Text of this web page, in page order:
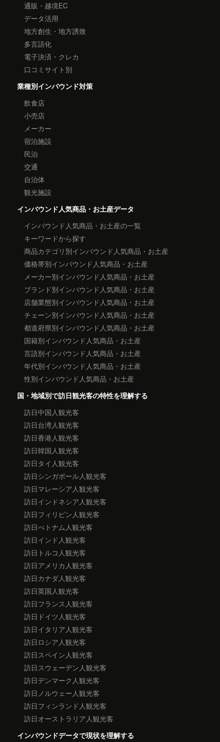
通販・越境EC
データ活用
地方創生・地方誘致
多言語化
電子決済・クレカ
口コミサイト別
業種別インバウンド対策
飲食店
小売店
メーカー
宿泊施設
民泊
交通
自治体
観光施設
インバウンド人気商品・お土産データ
インバウンド人気商品・お土産の一覧
キーワードから探す
商品カテゴリ別インバウンド人気商品・お土産
価格帯別インバウンド人気商品・お土産
メーカー別インバウンド人気商品・お土産
ブランド別インバウンド人気商品・お土産
店舗業態別インバウンド人気商品・お土産
チェーン別インバウンド人気商品・お土産
都道府県別インバウンド人気商品・お土産
国籍別インバウンド人気商品・お土産
言語別インバウンド人気商品・お土産
年代別インバウンド人気商品・お土産
性別インバウンド人気商品・お土産
国・地域別で訪日観光客の特性を理解する
訪日中国人観光客
訪日台湾人観光客
訪日香港人観光客
訪日韓国人観光客
訪日タイ人観光客
訪日シンガポール人観光客
訪日マレーシア人観光客
訪日インドネシア人観光客
訪日フィリピン人観光客
訪日べトナム人観光客
訪日インド人観光客
訪日トルコ人観光客
訪日アメリカ人観光客
訪日カナダ人観光客
訪日英国人観光客
訪日フランス人観光客
訪日ドイツ人観光客
訪日イタリア人観光客
訪日ロシア人観光客
訪日スペイン人観光客
訪日スウェーデン人観光客
訪日デンマーク人観光客
訪日ノルウェー人観光客
訪日フィンランド人観光客
訪日オーストラリア人観光客
インバウンドデータで現状を理解する